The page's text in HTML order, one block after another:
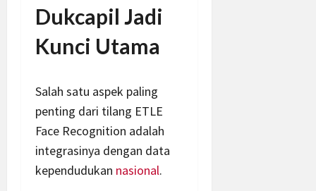
Dukcapil Jadi
Kunci Utama
Salah satu aspek paling
penting dari tilang ETLE
Face Recognition adalah
integrasinya dengan data
kependudukan nasional.